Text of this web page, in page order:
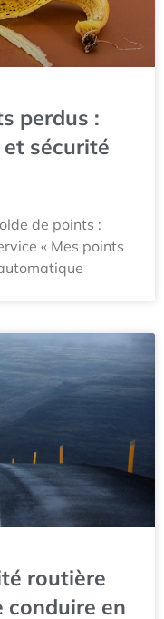
perdus :
sécurité
de points :
« Mes points
routière
conduire en